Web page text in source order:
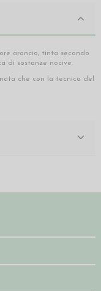
arancio, tinta secondo
di sostanze nocive.
che con la tecnica del